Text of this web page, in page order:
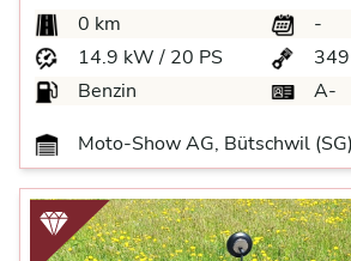
0 km
-
14.9 kW / 20 PS
Benzin
A-
Moto-Show AG, Bütschwil (SG)